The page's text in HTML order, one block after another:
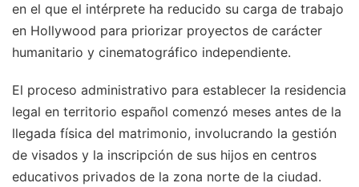
en el que el intérprete ha reducido su carga de trabajo
en Hollywood para priorizar proyectos de carácter
humanitario y cinematográfico independiente.
El proceso administrativo para establecer la residencia
legal en territorio español comenzó meses antes de la
llegada física del matrimonio, involucrando la gestión
de visados y la inscripción de sus hijos en centros
educativos privados de la zona norte de la ciudad.